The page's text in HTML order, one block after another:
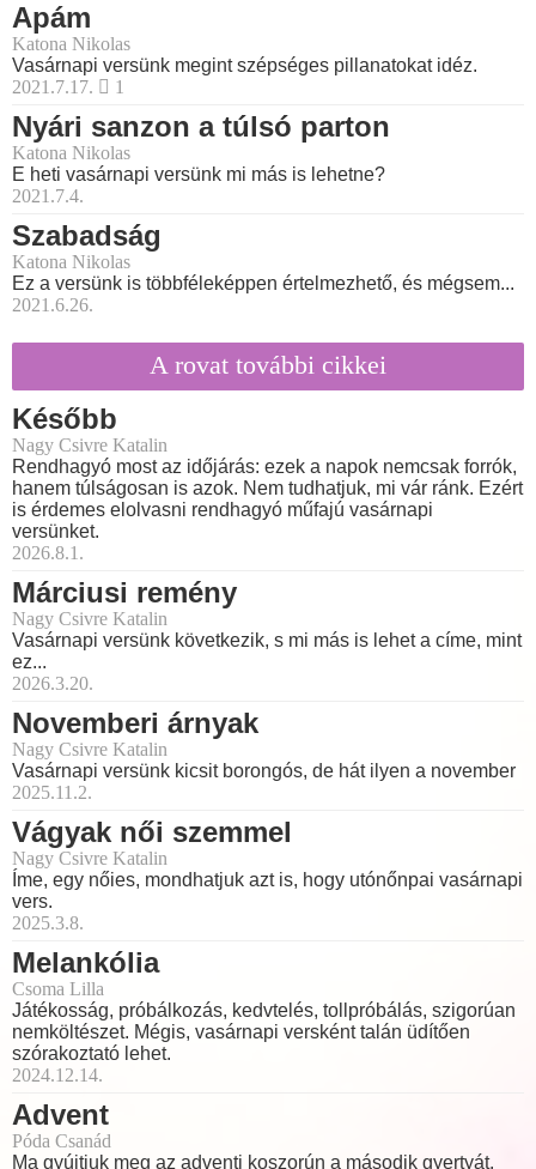
Apám
Katona Nikolas
Vasárnapi versünk megint szépséges pillanatokat idéz.
2021.7.17.
1
Nyári sanzon a túlsó parton
Katona Nikolas
E heti vasárnapi versünk mi más is lehetne?
2021.7.4.
Szabadság
Katona Nikolas
Ez a versünk is többféleképpen értelmezhető, és mégsem...
2021.6.26.
A rovat további cikkei
Később
Nagy Csivre Katalin
Rendhagyó most az időjárás: ezek a napok nemcsak forrók,
hanem túlságosan is azok. Nem tudhatjuk, mi vár ránk. Ezért
is érdemes elolvasni rendhagyó műfajú vasárnapi
versünket.
2026.8.1.
Márciusi remény
Nagy Csivre Katalin
Vasárnapi versünk következik, s mi más is lehet a címe, mint
ez...
2026.3.20.
Novemberi árnyak
Nagy Csivre Katalin
Vasárnapi versünk kicsit borongós, de hát ilyen a november
2025.11.2.
Vágyak női szemmel
Nagy Csivre Katalin
Íme, egy nőies, mondhatjuk azt is, hogy utónőnpai vasárnapi
vers.
2025.3.8.
Melankólia
Csoma Lilla
Játékosság, próbálkozás, kedvtelés, tollpróbálás, szigorúan
nemköltészet. Mégis, vasárnapi versként talán üdítően
szórakoztató lehet.
2024.12.14.
Advent
Póda Csanád
Ma gyújtjuk meg az adventi koszorún a második gyertyát.